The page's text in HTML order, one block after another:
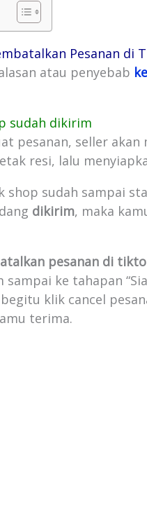
Pesanan di
atau penyebab
sudah dikirim
pesanan, seller akan
resi, lalu
shop sudah sampai
dikirim, maka
pesanan di
ke tahapan
klik cancel
terima.